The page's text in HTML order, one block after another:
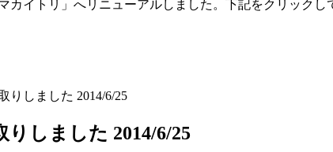
イトリ」へリニューアルしました。下記をクリックし
りしました 2014/6/25
りしました 2014/6/25